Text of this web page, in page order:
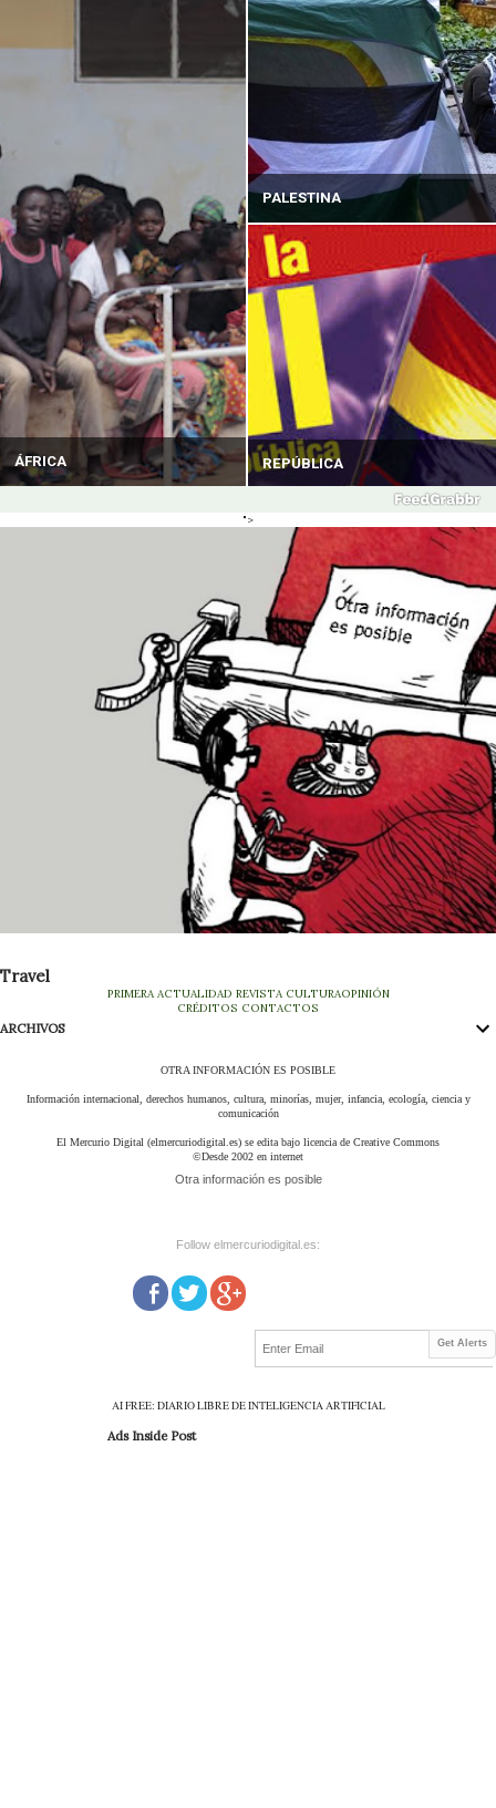
ÁFRICA
PALESTINA
REPÚBLICA
">
Travel
PRIMERA ACTUALIDAD REVISTA CULTURAOPINIÓN
CRÉDITOS CONTACTOS
ARCHIVOS
OTRA INFORMACIÓN ES POSIBLE
Información internacional, derechos humanos, cultura, minorías, mujer, infancia, ecología, ciencia y
comunicación
El Mercurio Digital (elmercuriodigital.es) se edita bajo licencia de Creative Commons
©Desde 2002 en internet
Otra información es posible
Follow elmercuriodigital.es:
Get Alerts
AI FREE: DIARIO LIBRE DE INTELIGENCIA ARTIFICIAL
Ads Inside Post